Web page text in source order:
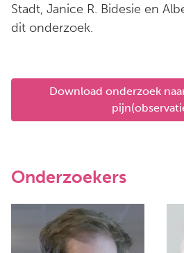
Stadt, Janice R. Bidesie en
dit onderzoek.
Download onderzoek
Onderzoekers